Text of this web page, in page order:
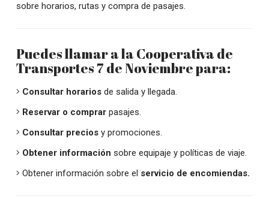
sobre horarios, rutas y compra de pasajes.
Puedes llamar a la Cooperativa de
Transportes 7 de Noviembre para:
Consultar horarios de salida y llegada.
Reservar o comprar pasajes.
Consultar precios y promociones.
Obtener información sobre equipaje y políticas de viaje.
Obtener información sobre el servicio de encomiendas.